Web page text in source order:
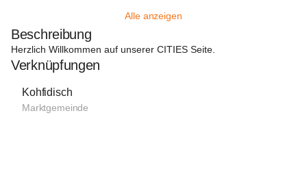
Alle anzeigen
Beschreibung
Herzlich Willkommen auf unserer CITIES Seite.
Verknüpfungen
Kohfidisch
Marktgemeinde